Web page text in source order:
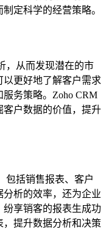
定科学的经营策略。
，从而发现潜在的市
更好地了解客户需求
务策略。Zoho CRM
户数据的价值，提升
包括销售报表、客户
析的效率，还为企业
享销客的报表生成功
提升数据分析和决策